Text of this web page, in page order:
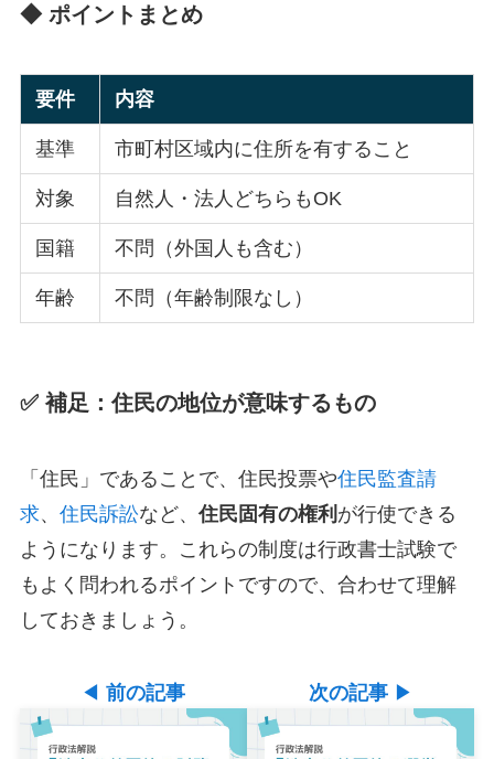
◆ ポイントまとめ
要件 内容
基準 市町村区域内に住所を有すること
対象 自然人・法人どちらもOK
国籍 不問（外国人も含む）
年齢 不問（年齢制限なし）
✅ 補足：住民の地位が意味するもの
「住民」であることで、住民投票や住民監査請
求、 住民訴訟など、 住民固有の権利 が行使できる
ようになります。これらの制度は行政書士試験で
もよく問われるポイントですので、合わせて理解
しておきましょう。
◀前の記事 次の記事▶